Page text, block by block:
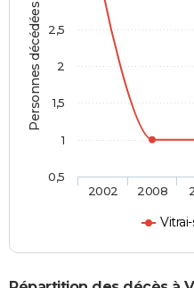
Personnes décédées
2002 2008
0,5
1
1,5
2
2,5